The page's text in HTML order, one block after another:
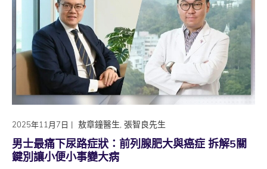
2025年11月7日 | 敖章鐘醫生, 張智良先生
男士最痛下尿路症狀：前列腺肥大與癌症 拆解5關
鍵別讓小便小事變大病